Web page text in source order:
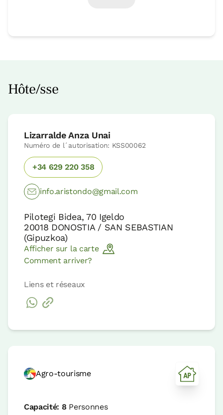
Hôte/sse
Lizarralde Anza Unai
Numéro de l´autorisation: KSS00062
+34 629 220 358
info.aristondo@gmail.com
Pilotegi Bidea, 70 Igeldo
20018 DONOSTIA / SAN SEBASTIAN
(Gipuzkoa)
Afficher sur la carte
Comment arriver?
Liens et réseaux
Agro-tourisme
Capacité: 8 Personnes